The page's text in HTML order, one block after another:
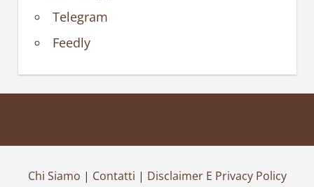
Telegram
Feedly
Chi Siamo | Contatti | Disclaimer E Privacy Policy